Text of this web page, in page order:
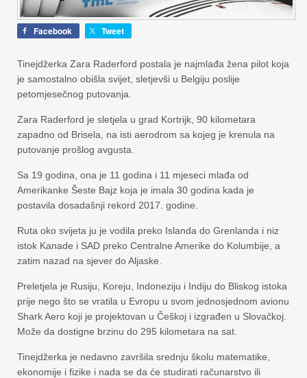
Facebook Tweet
Tinejdžerka Zara Raderford postala je najmlađa žena pilot koja
je samostalno obišla svijet, sletjevši u Belgiju poslije
petomjesečnog putovanja.
Zara Raderford je sletjela u grad Kortrijk, 90 kilometara
zapadno od Brisela, na isti aerodrom sa kojeg je krenula na
putovanje prošlog avgusta.
Sa 19 godina, ona je 11 godina i 11 mjeseci mlađa od
Amerikanke Šeste Bajz koja je imala 30 godina kada je
postavila dosadašnji rekord 2017. godine.
Ruta oko svijeta ju je vodila preko Islanda do Grenlanda i niz
istok Kanade i SAD preko Centralne Amerike do Kolumbije, a
zatim nazad na sjever do Aljaske.
Preletjela je Rusiju, Koreju, Indoneziju i Indiju do Bliskog istoka
prije nego što se vratila u Evropu u svom jednosjednom avionu
Shark Aero koji je projektovan u Češkoj i izgrađen u Slovačkoj.
Može da dostigne brzinu do 295 kilometara na sat.
Tinejdžerka je nedavno završila srednju školu matematike,
ekonomije i fizike i nada se da će studirati računarstvo ili